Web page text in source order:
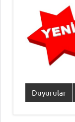
Şununla
Duyurular